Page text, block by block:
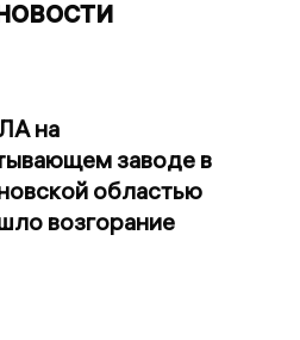
на
заводе в
областью
возгорание